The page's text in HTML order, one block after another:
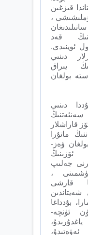
قىزغىن
،
قەد
ئوينىدى.
دىنىي
يىراق
بولغان
دىنىي
قاراشلار
ماتۇرا
ۋەز-
ئۆزىنىڭ
جەلىپ
،
قارشى
بۇدداغا
ئۈنچە-